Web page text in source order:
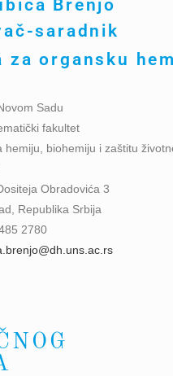
Brenjo
saradnik
za organsku
Sadu
fakultet
hemiju, biohemiju i zaštitu
Obradovića 3
Republika Srbija
2780